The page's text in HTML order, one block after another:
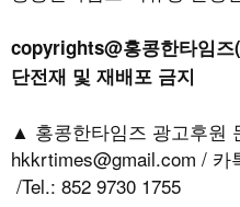
copyrights@홍콩한타임
단전재 및 재배포 금지
▲ 홍콩한타임즈 광고후원
hkkrtimes@gmail.com / 카
/Tel.: 852 9730 1755